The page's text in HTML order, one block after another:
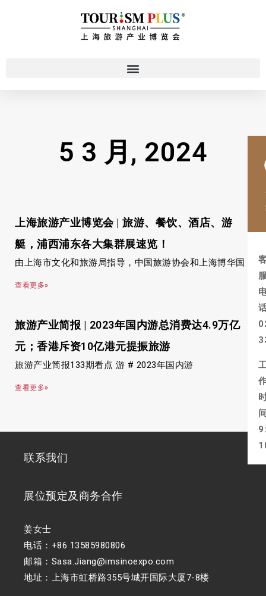
5 3 月, 2024
上海旅游产业博览会 | 旅游、餐饮、酒店、游
艇，浦西浦东各大集群展速览！
由上海市文化和旅游局指导，中国旅游协会和上海博华国
查看更多»
旅游产业简报 | 2023年国内游总消费达4.9万亿
元；香港斥资10亿港元提振旅游
旅游产业简报133期看点 游 # 2023年国内游
查看更多»
联系我们
展位预定及商务合作
姜女士
电话：+86 13585980806
邮箱：Sasa.Jiang@imsinoexpo.com
地址：上海市虹桥路355号城开国际大厦7-8楼